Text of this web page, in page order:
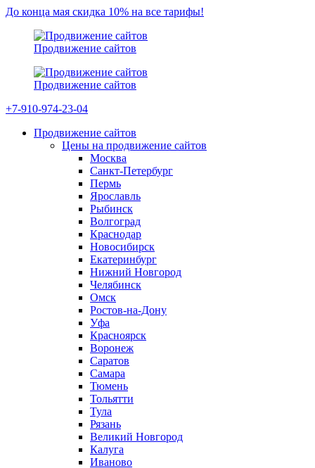
До конца мая скидка 10% на все тарифы!
Продвижение сайтов
Продвижение сайтов
+7-910-974-23-04
Продвижение сайтов
Цены на продвижение сайтов
Москва
Санкт-Петербург
Пермь
Ярославль
Рыбинск
Волгоград
Краснодар
Новосибирск
Екатеринбург
Нижний Новгород
Челябинск
Омск
Ростов-на-Дону
Уфа
Красноярск
Воронеж
Саратов
Самара
Тюмень
Тольятти
Тула
Рязань
Великий Новгород
Калуга
Иваново